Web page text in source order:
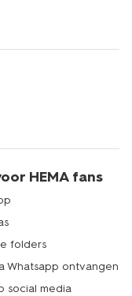
HEMA fans
folders
Whatsapp ontvangen
social media